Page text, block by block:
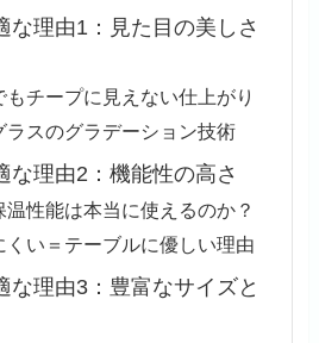
な理由1：見た目の美しさ
もチープに見えない仕上がり
ラスのグラデーション技術
な理由2：機能性の高さ
温性能は本当に使えるのか？
くい＝テーブルに優しい理由
な理由3：豊富なサイズと